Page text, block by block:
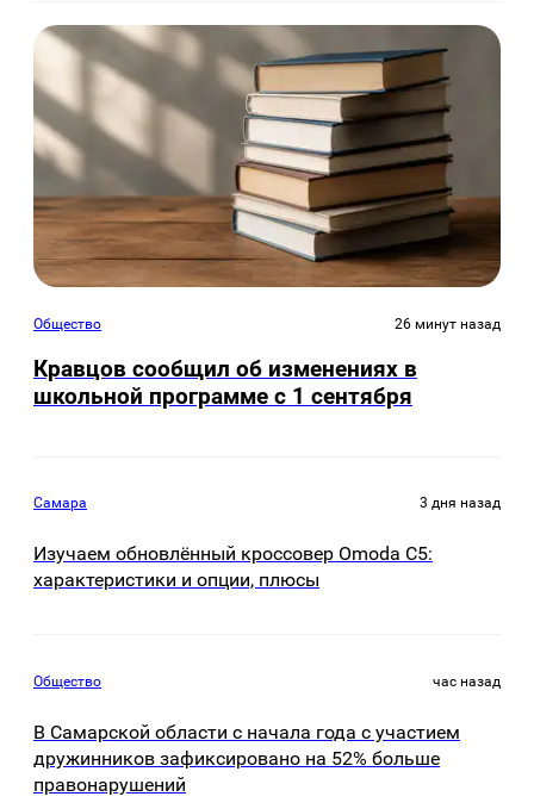
Общество 26 минут назад
Кравцов сообщил об изменениях в
школьной программе с 1 сентября
Самара 3 дня назад
Изучаем обновлённый кроссовер Omoda C5:
характеристики и опции, плюсы
Общество час назад
В Самарской области с начала года с участием
дружинников зафиксировано на 52% больше
правонарушений